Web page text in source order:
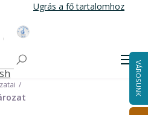
Ugrás a fő tartalomhoz
VÁROSUNK
polgármester választás 2014